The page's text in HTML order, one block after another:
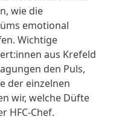
wie die
emotional
Wichtige
aus Krefeld
den Puls,
der einzelnen
wir, welche Düfte
HFC-Chef.